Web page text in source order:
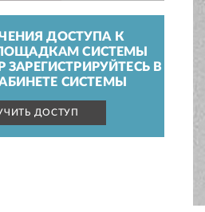
ДОСТУПА К
СИСТЕМЫ
ЗАРЕГИСТРИРУЙТЕСЬ В
СИСТЕМЫ
ДОСТУП